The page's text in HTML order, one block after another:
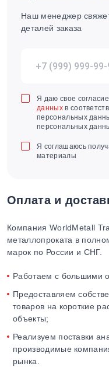
Наш менеджер
деталей заказа
Я даю свое
данныхв
персональных
персональных
Я соглашаюсь
материалы
Оплата и
Компания WorldMetall
металлопроката в
марок по России и СНГ.
Работаем с большими
Предоставляем
товаров на короткие
объекты;
Реализуем поставки
производимые
рынка.